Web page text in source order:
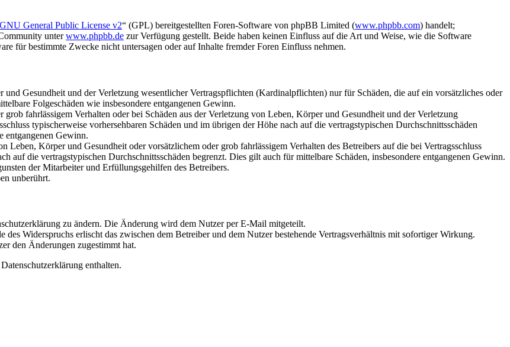
GNU General Public License v2“ (GPL) bereitgestellten Foren-Software von phpBB Limited (www.phpbb.com) handelt;
unterwww.phpbb.de zur Verfügung gestellt. Beide haben keinen Einfluss auf die Art und Weise, wie die Software
für bestimmte Zwecke nicht untersagen oder auf Inhalte fremder Foren Einfluss nehmen.
Gesundheit und der Verletzung wesentlicher Vertragspflichten (Kardinalpflichten) nur für Schäden, die auf ein vorsätzliches oder
Folgeschäden wie insbesondere entgangenen Gewinn.
fahrlässigem Verhalten oder bei Schäden aus der Verletzung von Leben, Körper und Gesundheit und der Verletzung
typischerweise vorhersehbaren Schäden und im übrigen der Höhe nach auf die vertragstypischen Durchschnittsschäden
entgangenen Gewinn.
Leben, Körper und Gesundheit oder vorsätzlichem oder grob fahrlässigem Verhalten des Betreibers auf die bei Vertragsschluss
auf die vertragstypischen Durchschnittsschäden begrenzt. Dies gilt auch für mittelbare Schäden, insbesondere entgangenen Gewinn.
der Mitarbeiter und Erfüllungsgehilfen des Betreibers.
unberührt.
zu ändern. Die Änderung wird dem Nutzer per E-Mail mitgeteilt.
Widerspruchs erlischt das zwischen dem Betreiber und dem Nutzer bestehende Vertragsverhältnis mit sofortiger Wirkung.
den Änderungen zugestimmt hat.
enthalten.